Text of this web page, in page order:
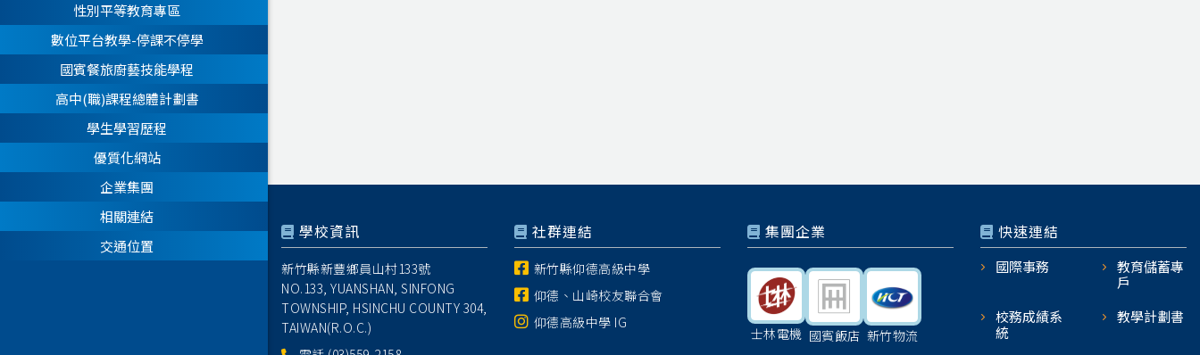
性別平等教育專區
數位平台教學-停課不停學
國賓餐旅廚藝技能學程
高中(職)課程總體計劃書
學生學習歷程
優質化網站
企業集團
相關連結
交通位置
學校資訊
新竹縣新豐鄉員山村133號
NO.133, YUANSHAN, SINFONG
TOWNSHIP, HSINCHU COUNTY 304,
TAIWAN(R.O.C.)
社群連結
新竹縣仰德高級中學
仰德、山崎校友聯合會
仰德高級中學 IG
集團企業
士林電機 國賓飯店 新竹物流
快速連結
國際事務
教育儲蓄專
戶
校務成績系
統
教學計劃書